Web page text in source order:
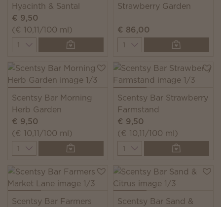
Hyacinth & Santal
€ 9,50
(€ 10,11/100 ml)
Quantity
Strawberry Garden
€ 86,00
Quantity
Scentsy Bar Morning
Herb Garden
€ 9,50
(€ 10,11/100 ml)
Quantity
Scentsy Bar Strawberry
Farmstand
€ 9,50
(€ 10,11/100 ml)
Quantity
Scentsy Bar Farmers
Scentsy Bar Sand &